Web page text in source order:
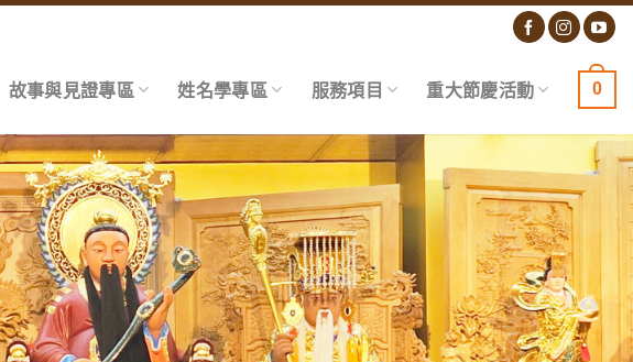
故事與見證專區 姓名學專區 服務項目 重大節慶活動 0